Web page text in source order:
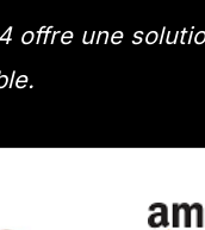
offre une